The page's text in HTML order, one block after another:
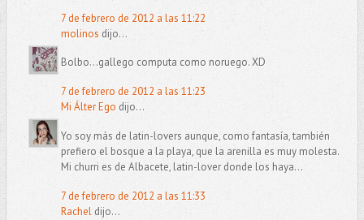
7 de febrero de 2012 a las 11:22
molinos dijo...
Bolbo...gallego computa como noruego. XD
7 de febrero de 2012 a las 11:23
Mi Álter Ego dijo...
Yo soy más de latin-lovers aunque, como fantasía, también
prefiero el bosque a la playa, que la arenilla es muy molesta.
Mi churri es de Albacete, latin-lover donde los haya...
7 de febrero de 2012 a las 11:33
Racheldijo...